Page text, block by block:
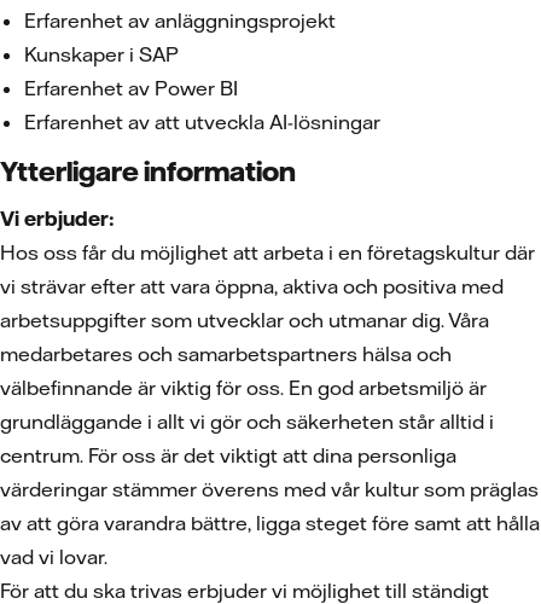
Erfarenhet av anläggningsprojekt
Kunskaper i SAP
Erfarenhet av Power BI
Erfarenhet av att utveckla AI-lösningar
Ytterligare information
Vi erbjuder:
Hos oss får du möjlighet att arbeta i en företagskultur där
vi strävar efter att vara öppna, aktiva och positiva med
arbetsuppgifter som utvecklar och utmanar dig. Våra
medarbetares och samarbetspartners hälsa och
välbefinnande är viktig för oss. En god arbetsmiljö är
grundläggande i allt vi gör och säkerheten står alltid i
centrum. För oss är det viktigt att dina personliga
värderingar stämmer överens med vår kultur som präglas
av att göra varandra bättre, ligga steget före samt att hålla
vad vi lovar.
För att du ska trivas erbjuder vi möjlighet till ständigt